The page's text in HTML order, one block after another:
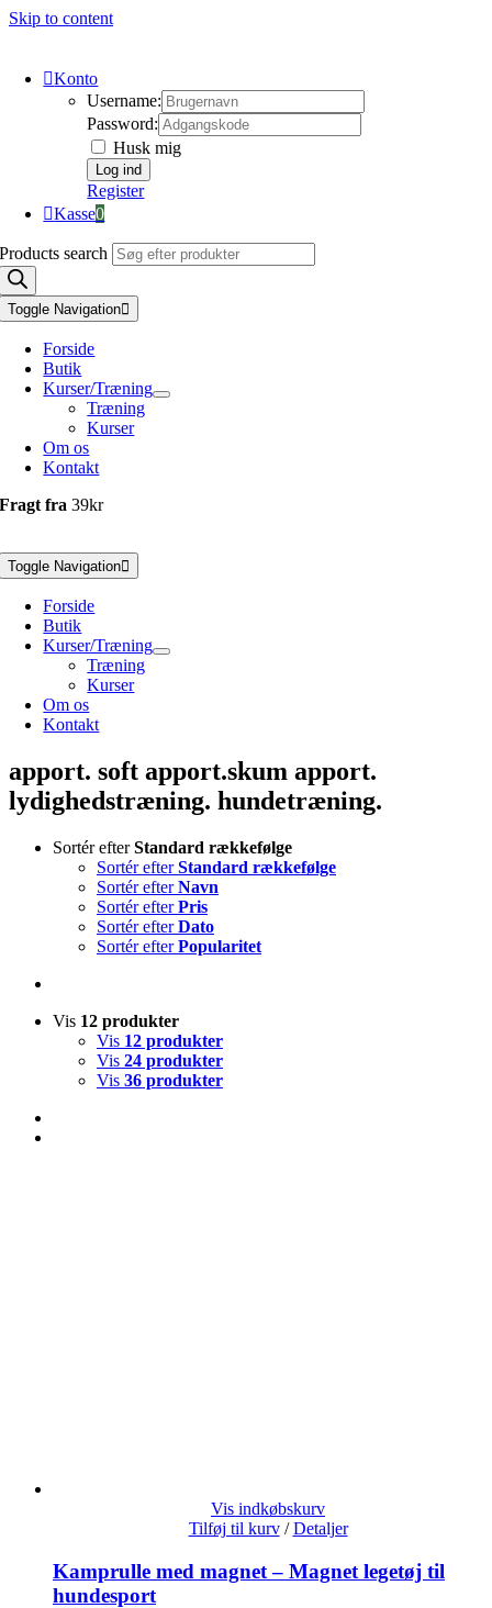
Skip to content
Konto
Username:
Password:
Husk mig
Register
Kasse0
Products search
Toggle Navigation
Forside
Butik
Kurser/Træning
Træning
Kurser
Om os
Kontakt
Fragt fra39kr
Toggle Navigation
Forside
Butik
Kurser/Træning
Træning
Kurser
Om os
Kontakt
apport. soft apport.skum apport.
lydighedstræning. hundetræning.
Sortér efterStandard rækkefølge
Sortér efterStandard rækkefølge
Sortér efterNavn
Sortér efterPris
Sortér efterDato
Sortér efterPopularitet
Vis 12 produkter
Vis 12 produkter
Vis 24 produkter
Vis 36 produkter
Vis indkøbskurv
Tilføj til kurv / Detaljer
Kamprulle med magnet – Magnet legetøj til
hundesport